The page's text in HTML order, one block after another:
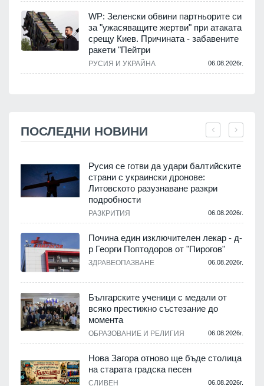
WP: Зеленски обвини партньорите си
за "ужасяващите жертви" при атаката
срещу Киев. Причината - забавените
ракети "Пейтри
РУСИЯ И УКРАЙНА 06.08.2026г.
ПОСЛЕДНИ НОВИНИ
Русия се готви да удари балтийските
страни с украински дронове:
Литовското разузнаване разкри
подробности
РАЗКРИТИЯ 06.08.2026г.
Почина един изключителен лекар - д-
р Георги Поптодоров от "Пирогов"
ЗДРАВЕОПАЗВАНЕ 06.08.2026г.
Българските ученици с медали от
всяко престижно състезание до
момента
ОБРАЗОВАНИЕ И РЕЛИГИЯ 06.08.2026г.
Нова Загора отново ще бъде столица
на старата градска песен
СЛИВЕН 06.08.2026г.